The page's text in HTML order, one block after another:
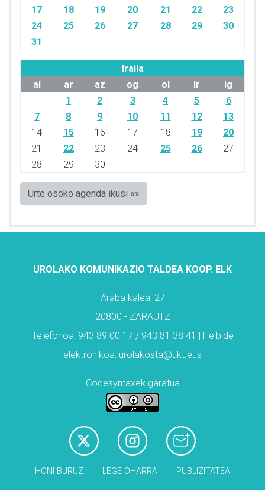
17
18 19 20 21 22
23
24
25 26 27 28 29
30
31
Iraila
al
ar az og ol lr
ig
1
2 3 4 5
6
7
8 9 10 11 12
13
14
15 16 17 18 19
20
21
22 23 24 25 26
27
28
29 30
Urte osoko agenda ikusi »»
UROLAKO KOMUNIKAZIO TALDEA KOOP. ELK
Araba kalea, 27
20800 - ZARAUTZ
Telefonoa: 943 89 00 17 / 943 81 38 41 | Helbide
elektronikoa: urolakosta@ukt.eus
Codesyntaxek garatua
HONI BURUZ LEGE OHARRA PUBLIZITATEA